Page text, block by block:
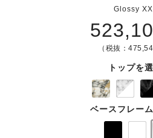
Glossy
（税抜：
トップを
ベースフレー